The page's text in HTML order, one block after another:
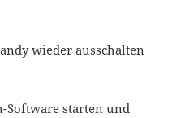
wieder ausschalten
Software starten und